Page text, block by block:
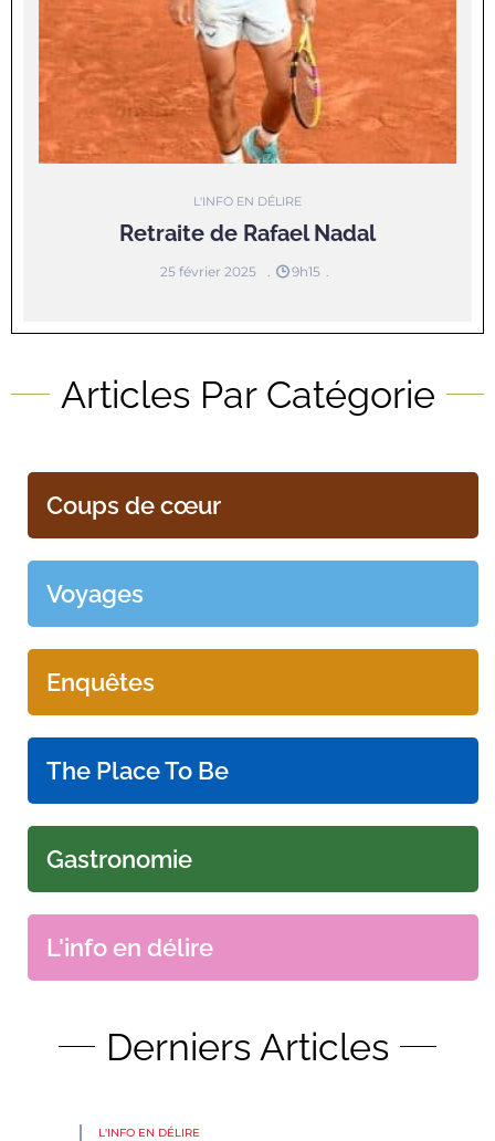
L'INFO EN DÉLIRE
Retraite de Rafael Nadal
25 février 2025 9h15
Articles Par Catégorie
Coups de cœur
Voyages
Enquêtes
The Place To Be
Gastronomie
L'info en délire
Derniers Articles
L'INFO EN DÉLIRE